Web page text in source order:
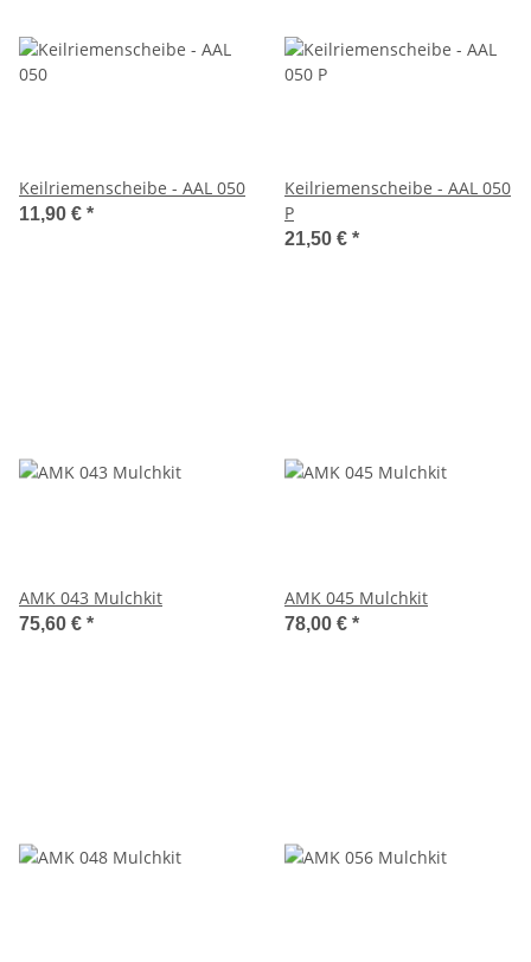
Keilriemenscheibe - AAL 050
11,90 € *
Keilriemenscheibe - AAL 050
P
21,50 € *
AMK 043 Mulchkit
75,60 € *
AMK 045 Mulchkit
78,00 € *